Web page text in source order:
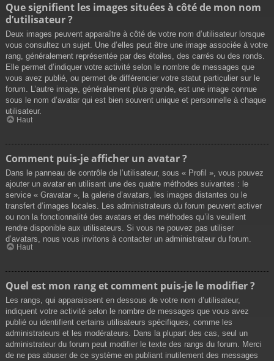
Que signifient les images situées à côté de mon nom
d’utilisateur ?
Deux images peuvent apparaître à côté de votre nom d’utilisateur lorsque
vous consultez un sujet. Une d’elles peut être une image associée à votre
rang, généralement représentée par des étoiles, des carrés ou des ronds.
Elle permet d’indiquer votre activité selon le nombre de messages que
vous avez publié, ou permet de différencier votre statut particulier sur le
forum. L’autre image, généralement plus grande, est une image connue
sous le nom d’avatar qui est bien souvent unique et personnelle à chaque
utilisateur.
Haut
Comment puis-je afficher un avatar ?
Dans le panneau de contrôle de l’utilisateur, sous « Profil », vous pouvez
ajouter un avatar en utilisant une des quatre méthodes suivantes : le
service « Gravatar », la galerie d’avatars, les images distantes ou le
transfert d’images locales. Les administrateurs du forum peuvent activer
ou non la fonctionnalité des avatars et des méthodes qu’ils veuillent
rendre disponible aux utilisateurs. Si vous ne pouvez pas utiliser
d’avatars, nous vous invitons à contacter un administrateur du forum.
Haut
Quel est mon rang et comment puis-je le modifier ?
Les rangs, qui apparaissent en dessous de votre nom d’utilisateur,
indiquent votre activité selon le nombre de messages que vous avez
publié ou identifient certains utilisateurs spécifiques, comme les
administrateurs et les modérateurs. Dans la plupart des cas, seul un
administrateur du forum peut modifier le texte des rangs du forum. Merci
de ne pas abuser de ce système en publiant inutilement des messages